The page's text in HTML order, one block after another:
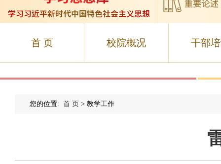
首 页 校院概况 干部
您的位置: 首 页 > 教学工作